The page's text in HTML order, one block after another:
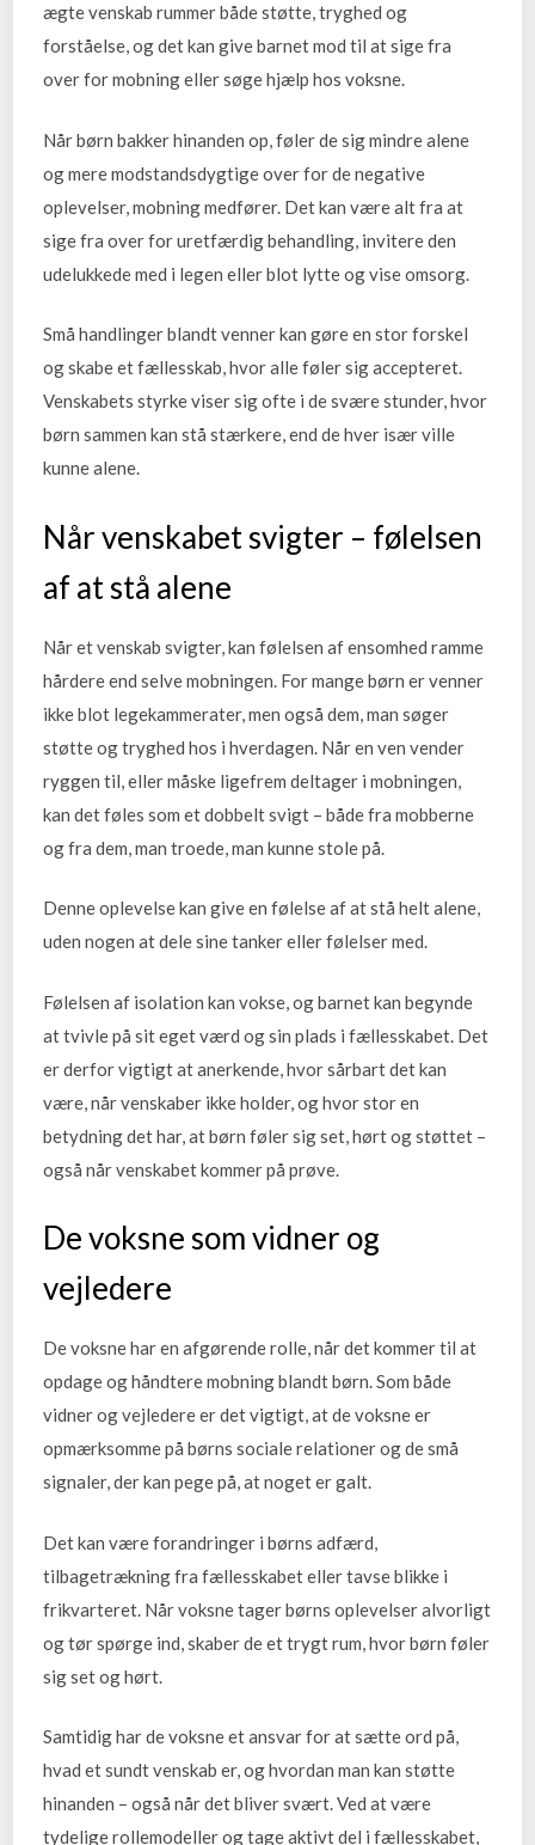
ægte venskab rummer både støtte, tryghed og
forståelse, og det kan give barnet mod til at sige fra
over for mobning eller søge hjælp hos voksne.
Når børn bakker hinanden op, føler de sig mindre alene
og mere modstandsdygtige over for de negative
oplevelser, mobning medfører. Det kan være alt fra at
sige fra over for uretfærdig behandling, invitere den
udelukkede med i legen eller blot lytte og vise omsorg.
Små handlinger blandt venner kan gøre en stor forskel
og skabe et fællesskab, hvor alle føler sig accepteret.
Venskabets styrke viser sig ofte i de svære stunder, hvor
børn sammen kan stå stærkere, end de hver især ville
kunne alene.
Når venskabet svigter – følelsen
af at stå alene
Når et venskab svigter, kan følelsen af ensomhed ramme
hårdere end selve mobningen. For mange børn er venner
ikke blot legekammerater, men også dem, man søger
støtte og tryghed hos i hverdagen. Når en ven vender
ryggen til, eller måske ligefrem deltager i mobningen,
kan det føles som et dobbelt svigt – både fra mobberne
og fra dem, man troede, man kunne stole på.
Denne oplevelse kan give en følelse af at stå helt alene,
uden nogen at dele sine tanker eller følelser med.
Følelsen af isolation kan vokse, og barnet kan begynde
at tvivle på sit eget værd og sin plads i fællesskabet. Det
er derfor vigtigt at anerkende, hvor sårbart det kan
være, når venskaber ikke holder, og hvor stor en
betydning det har, at børn føler sig set, hørt og støttet –
også når venskabet kommer på prøve.
De voksne som vidner og
vejledere
De voksne har en afgørende rolle, når det kommer til at
opdage og håndtere mobning blandt børn. Som både
vidner og vejledere er det vigtigt, at de voksne er
opmærksomme på børns sociale relationer og de små
signaler, der kan pege på, at noget er galt.
Det kan være forandringer i børns adfærd,
tilbagetrækning fra fællesskabet eller tavse blikke i
frikvarteret. Når voksne tager børns oplevelser alvorligt
og tør spørge ind, skaber de et trygt rum, hvor børn føler
sig set og hørt.
Samtidig har de voksne et ansvar for at sætte ord på,
hvad et sundt venskab er, og hvordan man kan støtte
hinanden – også når det bliver svært. Ved at være
tydelige rollemodeller og tage aktivt del i fællesskabet,